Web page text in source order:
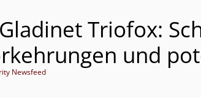
Triofox:
und
Newsfeed